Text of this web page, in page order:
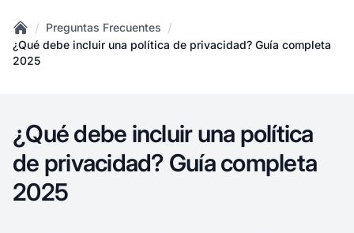
Home
/ Preguntas Frecuentes /
¿Qué debe incluir una política de privacidad? Guía completa
2025
¿Qué debe incluir una política
de privacidad? Guía completa
2025